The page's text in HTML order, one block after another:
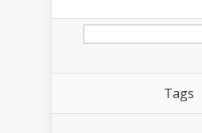
Zoeken
Tags